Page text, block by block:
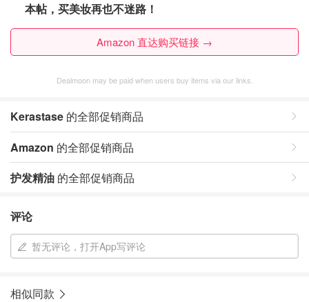
本帖，买美妆再也不迷路！
Amazon 直达购买链接 →
Dealmoon may be paid when users buy items via our links.
Kerastase 的全部促销商品
Amazon 的全部促销商品
护发精油 的全部促销商品
评论
暂无评论，打开App写评论
相似同款